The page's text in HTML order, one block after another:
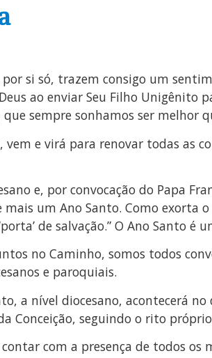
si só, trazem consigo um
ao enviar Seu Filho
sempre sonhamos ser melhor
vem e virá para renovar todas as
e, por convocação do Papa
um Ano Santo. Como exorta
de salvação.” O Ano Santo
no Caminho, somos todos
e paroquiais.
a nível diocesano, acontecerá
Conceição, seguindo o rito
com a presença de todos